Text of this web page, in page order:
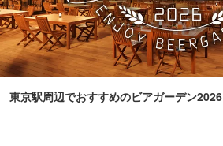
東京駅周辺でおすすめのビアガーデン2026